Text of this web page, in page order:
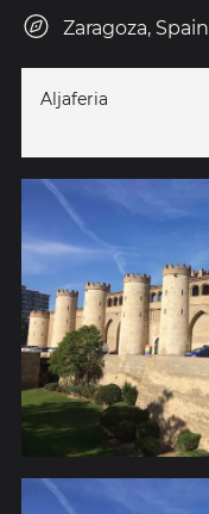
Zaragoza, Spain
Aljaferia